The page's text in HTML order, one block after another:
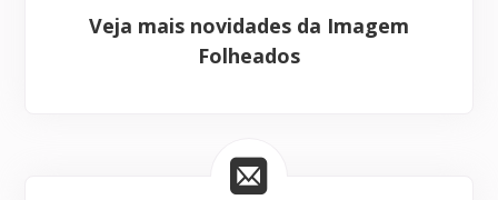
Veja mais novidades da Imagem
Folheados